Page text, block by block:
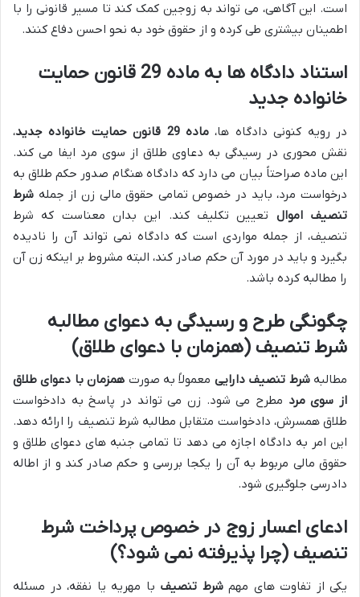
است. این آگاهی، می تواند به زوجین کمک کند تا مسیر قانونی را با
اطمینان بیشتری طی کرده و از حقوق خود به نحو احسن دفاع کنند.
استناد دادگاه ها به ماده 29 قانون حمایت
خانواده جدید
در رویه کنونی دادگاه ها، ماده 29 قانون حمایت خانواده جدید
،
نقش محوری در رسیدگی به دعاوی طلاق از سوی مرد ایفا می کند.
این ماده صراحتاً بیان می دارد که دادگاه هنگام صدور حکم طلاق به
درخواست مرد، باید در خصوص تمامی حقوق مالی زن از جمله شرط
تنصیف اموال تعیین تکلیف کند. این بدان معناست که شرط
تنصیف، از جمله مواردی است که دادگاه نمی تواند آن را نادیده
بگیرد و باید در مورد آن حکم صادر کند، البته مشروط بر اینکه زن آن
را مطالبه کرده باشد.
چگونگی طرح و رسیدگی به دعوای مطالبه
شرط تنصیف (همزمان با دعوای طلاق)
مطالبهشرط تنصیف دارایی معمولاً به صورت همزمان با دعوای طلاق
از سوی مرد مطرح می شود. زن می تواند در پاسخ به دادخواست
طلاق همسرش، دادخواست متقابل مطالبه شرط تنصیف را ارائه دهد.
این امر به دادگاه اجازه می دهد تا تمامی جنبه های دعوای طلاق و
حقوق مالی مربوط به آن را یکجا بررسی و حکم صادر کند و از اطاله
دادرسی جلوگیری شود.
ادعای اعسار زوج در خصوص پرداخت شرط
تنصیف (چرا پذیرفته نمی شود؟)
یکی از تفاوت های مهمشرط تنصیف با مهریه یا نفقه، در مسئله